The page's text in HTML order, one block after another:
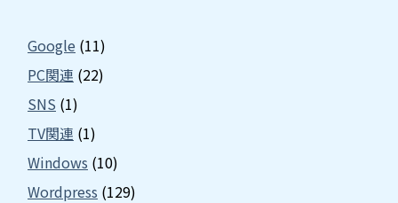
Google (11)
PC関連 (22)
SNS (1)
TV関連 (1)
Windows (10)
Wordpress (129)